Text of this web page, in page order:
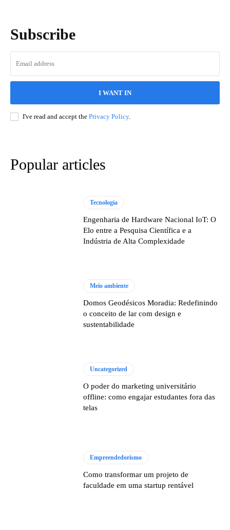
Subscribe
I WANT IN
I've read and accept the Privacy Policy.
Popular articles
Tecnologia
Engenharia de Hardware Nacional IoT: O
Elo entre a Pesquisa Científica e a
Indústria de Alta Complexidade
Meio ambiente
Domos Geodésicos Moradia: Redefinindo
o conceito de lar com design e
sustentabilidade
Uncategorized
O poder do marketing universitário
offline: como engajar estudantes fora das
telas
Empreendedorismo
Como transformar um projeto de
faculdade em uma startup rentável